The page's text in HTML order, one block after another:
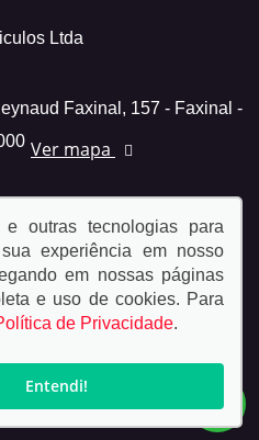
Ltda
Faxinal, 157 - Faxinal -
Ver mapa
2026
outras tecnologias para
experiência em nosso
em nossas páginas
e uso de cookies. Para
de Privacidade.
Entendi!